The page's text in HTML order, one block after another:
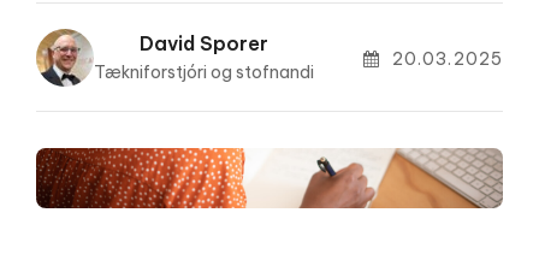
David Sporer
Tækniforstjóri og stofnandi
20.03.2025